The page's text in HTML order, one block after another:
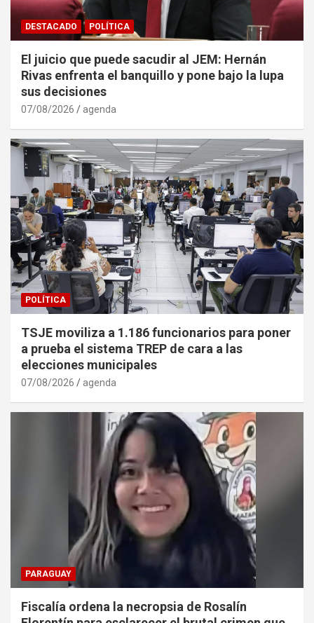
DESTACADO POLÍTICA
El juicio que puede sacudir al JEM: Hernán
Rivas enfrenta el banquillo y pone bajo la lupa
sus decisiones
07/08/2026 agenda
POLÍTICA
TSJE moviliza a 1.186 funcionarios para poner
a prueba el sistema TREP de cara a las
elecciones municipales
07/08/2026 agenda
PARAGUAY
Fiscalía ordena la necropsia de Rosalín